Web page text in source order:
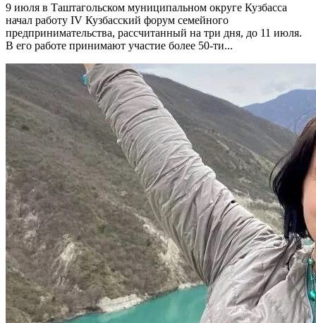
9 июля в Таштагольском муниципальном округе Кузбасса
начал работу IV Кузбасский форум семейного
предпринимательства, рассчитанный на три дня, до 11 июля.
В его работе принимают участие более 50-ти...